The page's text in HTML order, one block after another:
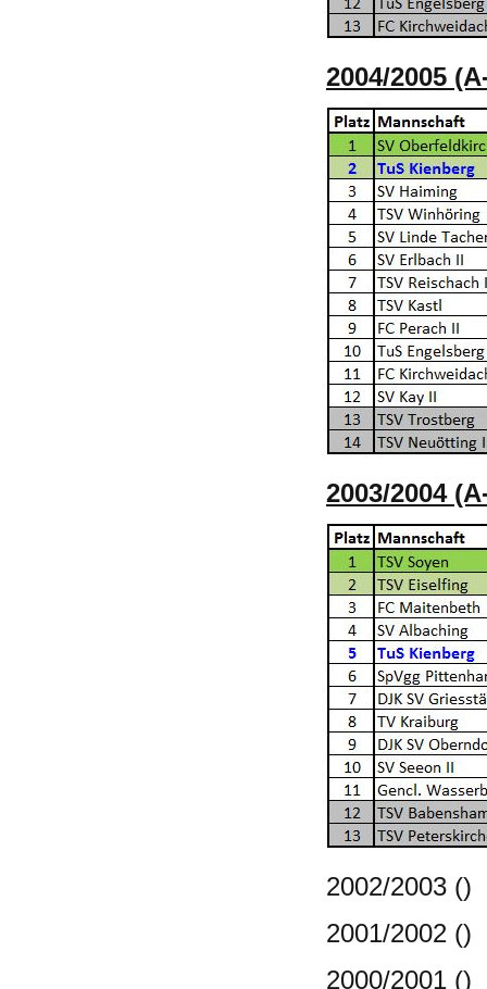
2004/2005
2003/2004
2002/2003 ()
2001/2002 ()
2000/2001 ()